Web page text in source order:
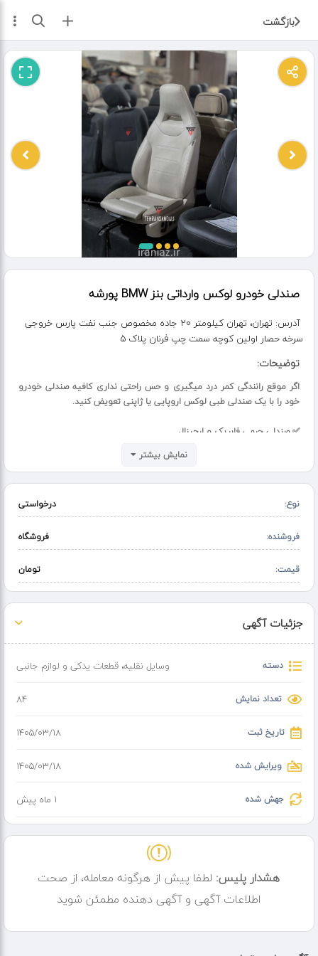
بازگشت ثبت آگهی
صندلی خودرو لوکس وارداتی بنز BMW پورشه
آدرس:
تهران، تهران کیلومتر 20 جاده مخصوص جنب نفت پارس خروجی
سرخه حصار اولین کوچه سمت چپ فرنان پلاک 5
توضیحات:
اگر موقع رانندگی کمر درد میگیری و حس راحتی نداری کافیه صندلی خودرو
خود را با یک صندلی طبی لوکس اروپایی یا ژاپنی تعویض کنید.
✅ صندلی چرمی فابریک و ارجینال
✅مناسب اکثر خودروهای ایرانی و چینی
✅ مدل های تمام برقی و نیمه برقی ، گرمکن دار و سردکن دار
نصب پیچ به پیچ صندلی فابریک شما بدون جوشکاری و برشکاری داخل کابین
خودرو
☑️به همراه یکسال ضمانت
< صندلی خودروهای ( لکسوس ، بنز ، BMW ، تویوتا ، ماکسیما ،آئودی و ...) >
امکان ارسال به سراسر کشور
می دهد . به همین دلیل تنها صندلی های سالم ، تمیز و با کیفیت را عرضه
نمایش بیشتر
نوع: درخواستی
فروشنده: فروشگاه
قیمت: تومان
جزئیات آگهی
دسته وسایل نقلیه،قطعات یدکی و لوازم جانبی
تعداد نمایش 84
تاریخ ثبت ۱۴۰۵/۰۳/۱۸
ویرایش شده ۱۴۰۵/۰۳/۱۸
جهش شده 1 ماه پیش
هشدار پلیس: لطفا پیش از هرگونه معامله، از صحت
اطلاعات آگهی و آگهی دهنده مطمئن شوید